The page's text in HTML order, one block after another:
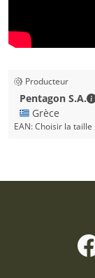
Producteur
Pentagon S.A.
🇬🇷 Grèce
EAN:Choisir la taille